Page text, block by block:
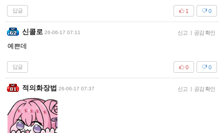
답글 0
1
신콜로 26-06-17 07:11 신고 공감 확인
예쁜데
답글 0
0
적의화장법 26-06-17 07:37 신고 공감 확인